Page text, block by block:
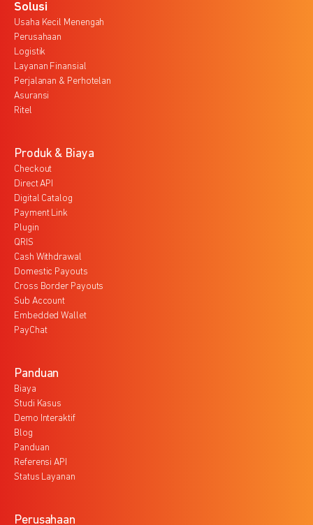
Solusi
Usaha Kecil Menengah
Perusahaan
Logistik
Layanan Finansial
Perjalanan & Perhotelan
Asuransi
Ritel
Produk & Biaya
Checkout
Direct API
Digital Catalog
Payment Link
Plugin
QRIS
Cash Withdrawal
Domestic Payouts
Cross Border Payouts
Sub Account
Embedded Wallet
PayChat
Panduan
Biaya
Studi Kasus
Demo Interaktif
Blog
Panduan
Referensi API
Status Layanan
Perusahaan